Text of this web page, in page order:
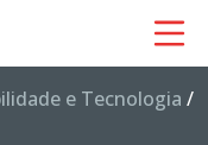
e Tecnologia /